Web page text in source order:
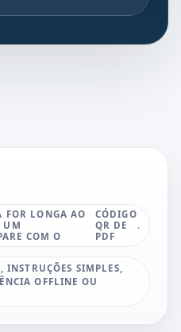
FOR LONGA AO
UM
COM O
CÓDIGO
QR DE
PDF
.
SIMPLES,
OFFLINE OU